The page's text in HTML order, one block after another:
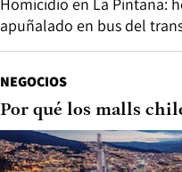
Homicidio en La Pintana:
apuñalado en bus del
NEGOCIOS
Por qué los malls